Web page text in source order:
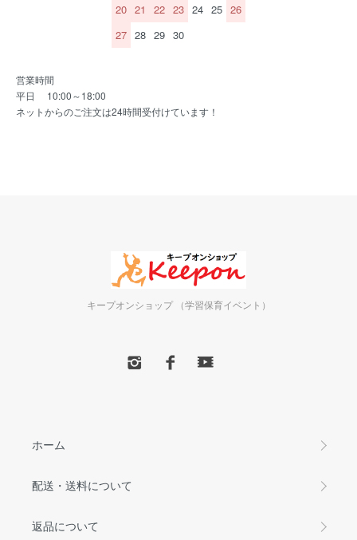
20 21 22 23 24 25 26
27 28 29 30
営業時間
平日 10:00～18:00
ネットからのご注文は24時間受付けています！
キープオンショップ （学習保育イベント）
ホーム
配送・送料について
返品について